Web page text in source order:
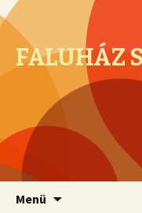
FALUHÁZ
Menü